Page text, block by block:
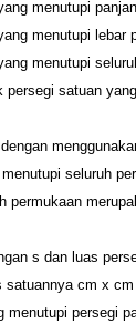
menutupi
menutupi lebar
menutupi
persegi satuan
seluruh
permukaan
s dan luas
satuannya cm x
persegi